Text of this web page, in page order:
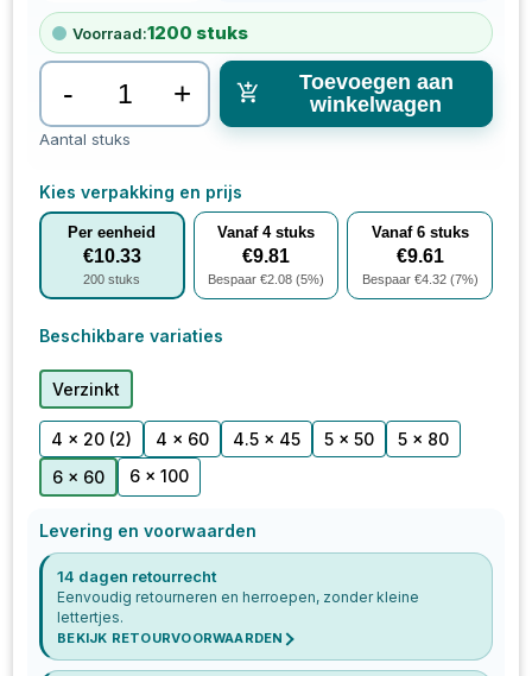
Voorraad:1200 stuks
- +
Toevoegen aan
winkelwagen
Aantal stuks
Kies verpakking en prijs
Per eenheid
€10.33
200 stuks
Vanaf 4stuks
€9.81
Bespaar €2.08 (5%)
Vanaf 6stuks
€9.61
Bespaar €4.32(7%)
Beschikbare variaties
Verzinkt
4 x 20 (2) 4 x 60 4.5 x 45 5 x 50
5 x 80
6 x 60
6 x 100
Levering en voorwaarden
14 dagen retourrecht
Eenvoudig retourneren en herroepen, zonder kleine
lettertjes.
BEKIJK RETOURVOORWAARDEN